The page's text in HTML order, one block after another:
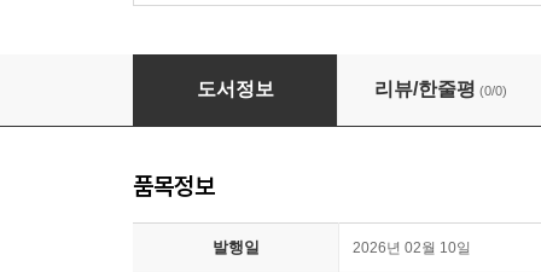
도서정보 리뷰/한줄평 (0/0)
품목정보
발행일 2026년 02월 10일